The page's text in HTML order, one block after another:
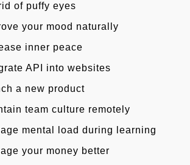
of puffy eyes
your mood naturally
inner peace
API into websites
a new product
team culture remotely
mental load during learning
your money better